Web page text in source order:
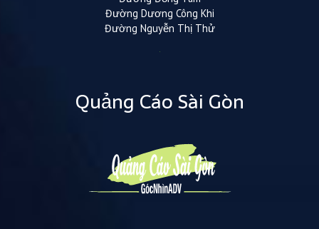
Đường Dương Công Khi
Đường Nguyễn Thị Thử
Quảng Cáo Sài Gòn